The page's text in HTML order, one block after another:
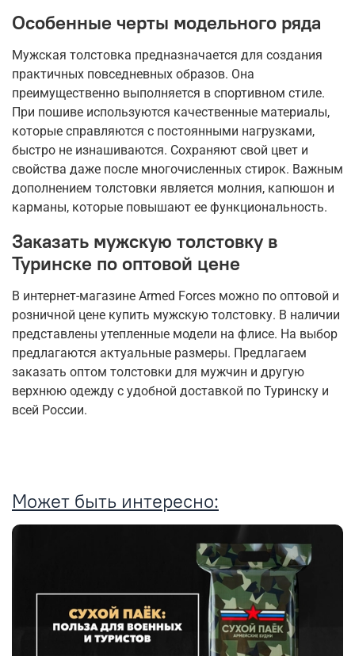
Особенные черты модельного ряда
Мужская толстовка предназначается для создания
практичных повседневных образов. Она
преимущественно выполняется в спортивном стиле.
При пошиве используются качественные материалы,
которые справляются с постоянными нагрузками,
быстро не изнашиваются. Сохраняют свой цвет и
свойства даже после многочисленных стирок. Важным
дополнением толстовки является молния, капюшон и
карманы, которые повышают ее функциональность.
Заказать мужскую толстовку в
Туринске по оптовой цене
В интернет-магазине Armed Forces можно по оптовой и
розничной цене купить мужскую толстовку. В наличии
представлены утепленные модели на флисе. На выбор
предлагаются актуальные размеры. Предлагаем
заказать оптом толстовки для мужчин и другую
верхнюю одежду с удобной доставкой по Туринску и
всей России.
Может быть интересно: